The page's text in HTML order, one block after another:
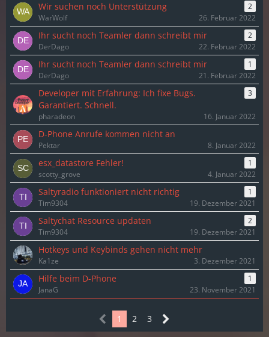
Wir suchen noch Unterstützung
2
WarWolf
26. Februar 2022
Ihr sucht noch Teamler dann schreibt mir
2
DerDago
22. Februar 2022
Ihr sucht noch Teamler dann schreibt mir
1
DerDago
21. Februar 2022
Developer mit Erfahrung: Ich fixe Bugs.
Garantiert. Schnell.
3
pharadeon 16. Januar 2022
D-Phone Anrufe kommen nicht an
Pektar 8. Januar 2022
esx_datastore Fehler!
1
scotty_grove
4. Januar 2022
Saltyradio funktioniert nicht richtig
1
Tim9304
19. Dezember 2021
Saltychat Resource updaten
2
Tim9304
19. Dezember 2021
Hotkeys und Keybinds gehen nicht mehr
Ka1ze 3. Dezember 2021
Hilfe beim D-Phone
1
JanaG
23. November 2021
1 2 3